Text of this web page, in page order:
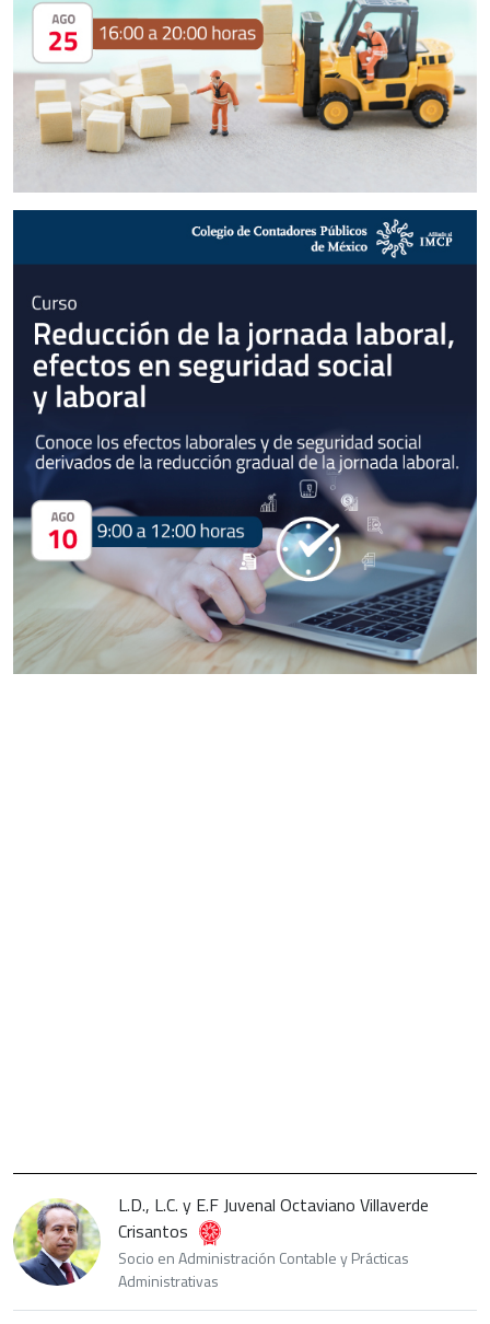
L.D., L.C. y E.F Juvenal Octaviano Villaverde
Crisantos
Socio en Administración Contable y Prácticas
Administrativas